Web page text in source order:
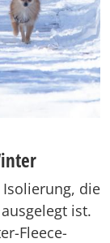
Isolierung, die
ist.
Fleece-